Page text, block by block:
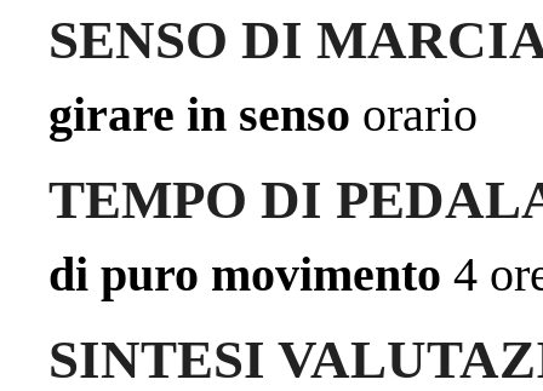
SENSO DI
girare in senso orario
TEMPO DI
di puro movimento 4
SINTESI